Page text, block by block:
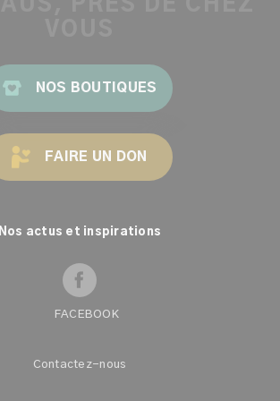
Contactez-nous
NOS BOUTIQUES
FAIRE UN DON
Nos actus et inspirations
FACEBOOK